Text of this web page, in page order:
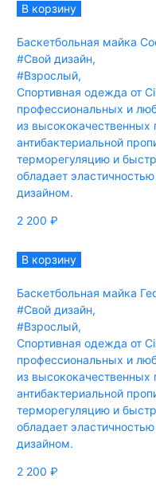
В корзину
Баскетбольная майка
#Свой дизайн,
#Взрослый,
Спортивная одежда от
профессиональных и
из высококачественных
антибактериальной
терморегуляцию и
обладает
дизайном.
2 200 ₽
В корзину
Баскетбольная майка
#Свой дизайн,
#Взрослый,
Спортивная одежда от
профессиональных и
из высококачественных
антибактериальной
терморегуляцию и
обладает
дизайном.
2 200 ₽